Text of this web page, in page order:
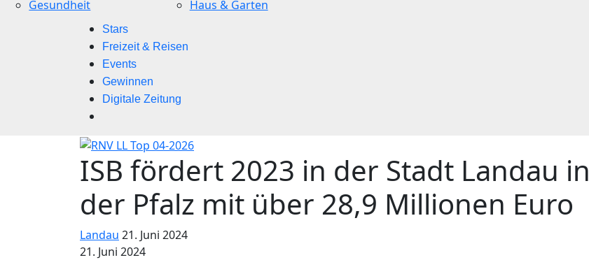
Gesundheit Haus & Garten
Stars
Freizeit & Reisen
Events
Gewinnen
Digitale Zeitung
ISB fördert 2023 in der Stadt Landau in
der Pfalz mit über 28,9 Millionen Euro
Landau 21. Juni 2024
21. Juni 2024